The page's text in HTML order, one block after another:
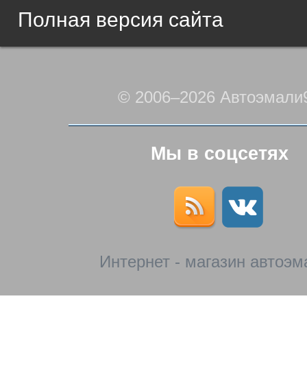
Полная версия сайта
© 2006–2026
Мы в соцсетях
Интернет - магазин